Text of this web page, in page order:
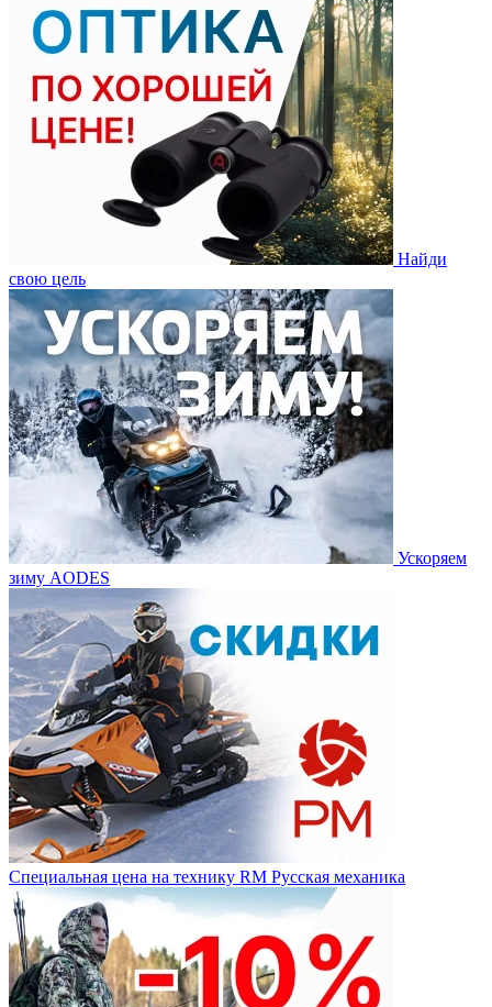
Найди
свою цель
Ускоряем
зиму AODES
Специальная цена на технику RM Русская механика